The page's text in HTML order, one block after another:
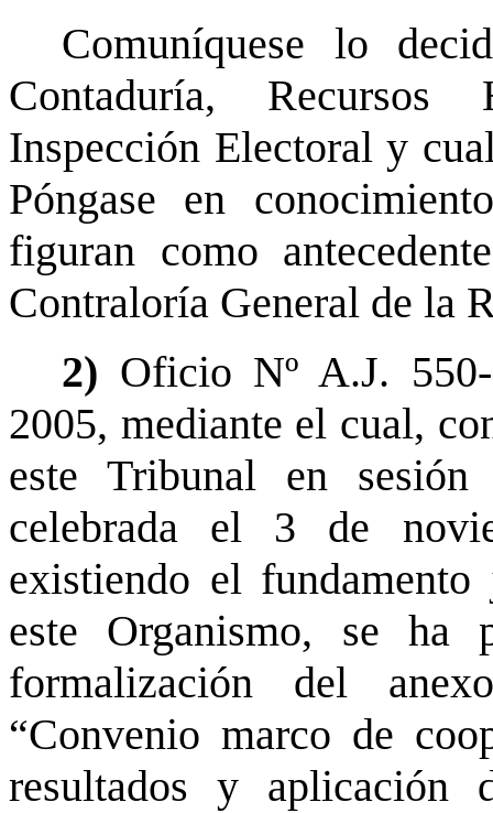
Comuníquese lo
Contaduría, Recursos
Inspección Electoral y
Póngase en
figuran como
Contraloría General de la
2) Oficio Nº A.J.
2005, mediante el cual,
este Tribunal en
celebrada el 3 de
existiendo el
este Organismo, se ha
formalización del
“Convenio marco de
resultados y aplicación